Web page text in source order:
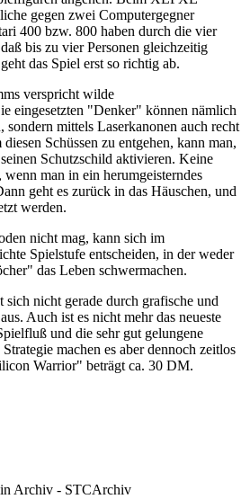
gegen zwei Computergegner
400 bzw. 800 haben durch die vier
bis zu vier Personen gleichzeitig
das Spiel erst so richtig ab.
verspricht wilde
eingesetzten "Denker" können nämlich
sondern mittels Laserkanonen auch recht
Schüssen zu entgehen, kann man,
Schutzschild aktivieren. Keine
man in ein herumgeisterndes
geht es zurück in das Häuschen, und
werden.
nicht mag, kann sich im
Spielstufe entscheiden, in der weder
das Leben schwermachen.
nicht gerade durch grafische und
Auch ist es nicht mehr das neueste
und die sehr gut gelungene
machen es aber dennoch zeitlos
Warrior" beträgt ca. 30 DM.
Archiv - STCArchiv